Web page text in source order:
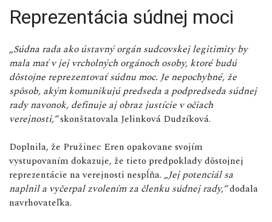
Reprezentácia súdnej moci
„Súdna rada ako ústavný orgán sudcovskej legitimity by
mala mať v jej vrcholných orgánoch osoby, ktoré budú
dôstojne reprezentovať súdnu moc. Je nepochybné, že
spôsob, akým komunikujú predseda a podpredseda súdnej
rady navonok, definuje aj obraz justície v očiach
verejnosti,“skonštatovala Jelinková Dudzíková.
Doplnila, že Pružinec Eren opakovane svojím
vystupovaním dokazuje, že tieto predpoklady dôstojnej
reprezentácie na verejnosti nespĺňa. „Jej potenciál sa
naplnil a vyčerpal zvolením za členku súdnej rady,“dodala
navrhovateľka.